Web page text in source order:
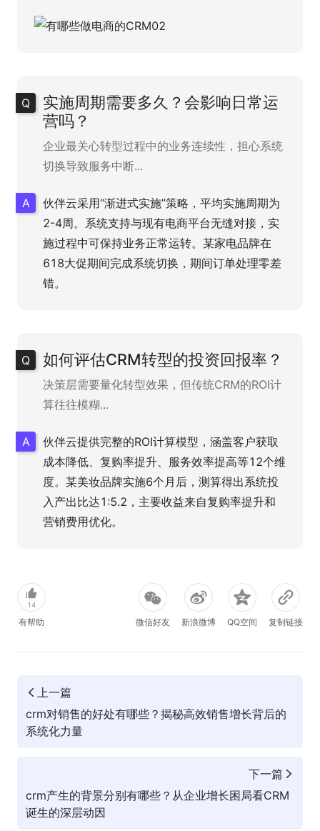
实施周期需要多久？会影响日常运
营吗？
企业最关心转型过程中的业务连续性，担心系统
切换导致服务中断...
伙伴云采用“渐进式实施”策略，平均实施周期为
2-4周。系统支持与现有电商平台无缝对接，实
施过程中可保持业务正常运转。某家电品牌在
618大促期间完成系统切换，期间订单处理零差
错。
如何评估CRM转型的投资回报率？
决策层需要量化转型效果，但传统CRM的ROI计
算往往模糊...
伙伴云提供完整的ROI计算模型，涵盖客户获取
成本降低、复购率提升、服务效率提高等12个维
度。某美妆品牌实施6个月后，测算得出系统投
入产出比达1:5.2，主要收益来自复购率提升和
营销费用优化。
14
有帮助 微信好友 新浪微博 QQ空间 复制链接
上一篇
crm对销售的好处有哪些？揭秘高效销售增长背后的
系统化力量
下一篇
crm产生的背景分别有哪些？从企业增长困局看CRM
诞生的深层动因